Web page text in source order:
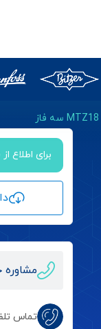
برای اطلاع
مشاوره
تماس